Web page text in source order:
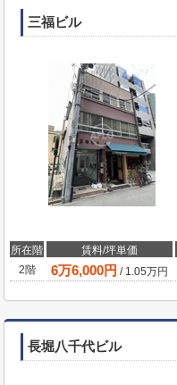
三福ビル
所在階 賃料/坪単価
2階
6万6,000円 / 1.05万円
長堀八千代ビル